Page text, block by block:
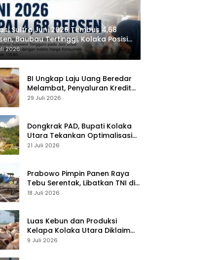
Sultra Juni 2026 Tembus 4,68
Baubau Tertinggi, Kolaka Posisi
2026
BI Ungkap Laju Uang Beredar
Melambat, Penyaluran Kredit
Perbankan Meningkat
29 Juli 2026
Dongkrak PAD, Bupati Kolaka
Utara Tekankan Optimalisasi
Pajak dan Sektor Tambang
21 Juli 2026
Prabowo Pimpin Panen Raya
Tebu Serentak, Libatkan TNI di
43 Titik Indonesia
18 Juli 2026
Luas Kebun dan Produksi
Kelapa Kolaka Utara Diklaim
Meningkat, Pemda Tawarkan
9 Juli 2026